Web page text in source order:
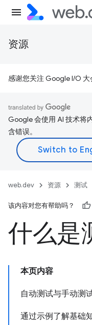
资源
感谢您关注 Google I/O 大
Google 会使用 AI 技术将
含错误。
web.dev 资源 测试
该内容对您有帮助吗？
什么是
本页内容
自动测试与手动测
通过示例了解基础